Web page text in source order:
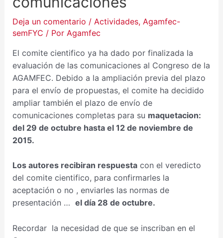
Deja un comentario / Actividades, Agamfec-
semFYC / Por Agamfec
El comite cientifico ya ha dado por finalizada la
evaluación de las comunicaciones al Congreso de la
AGAMFEC. Debido a la ampliación previa del plazo
para el envío de propuestas, el comite ha decidido
ampliar también el plazo de envío de
comunicaciones completas para su maquetacion:
del 29 de octubre hasta el 12 de noviembre de
2015.
Los autores recibiran respuestacon el veredicto
del comite cientifico, para confirmarles la
aceptación o no , enviarles las normas de
presentación … el día 28 de octubre.
Recordar la necesidad de que se inscriban en el